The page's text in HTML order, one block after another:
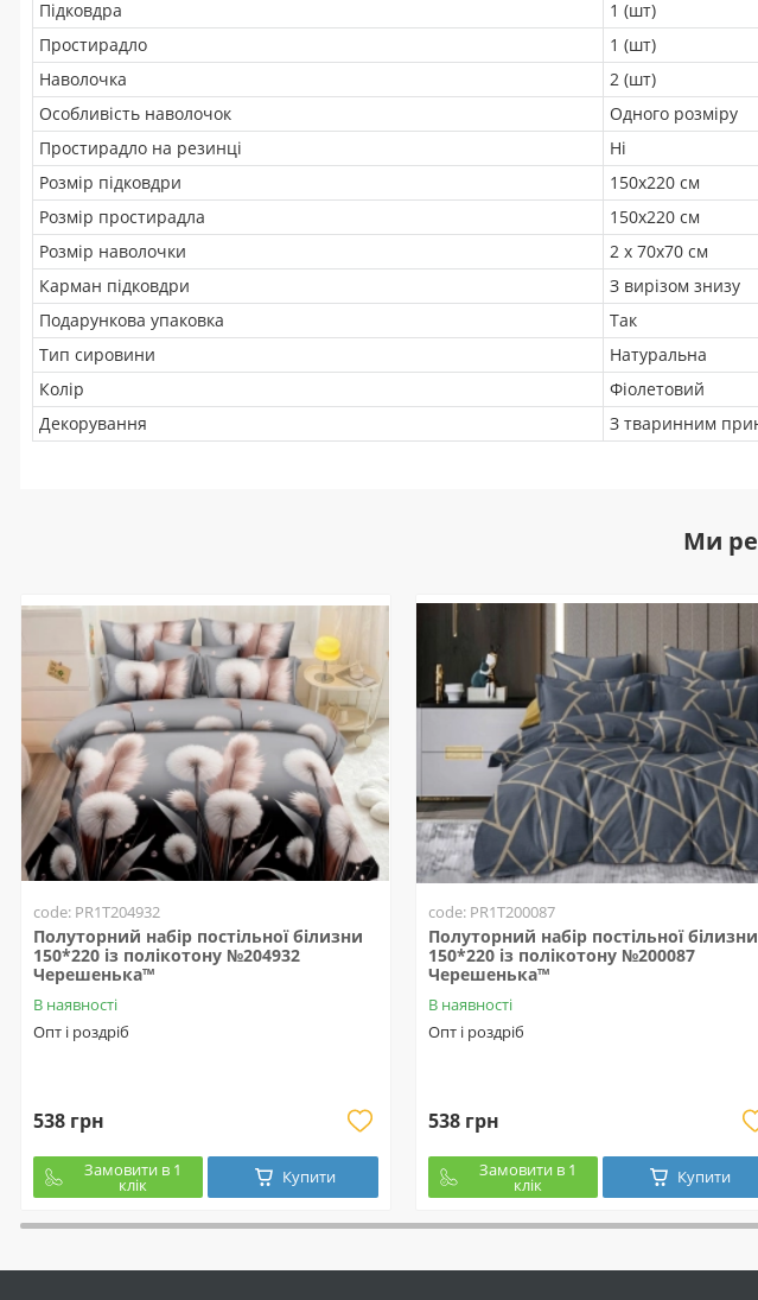
Підковдра
1 (шт)
Простирадло
1 (шт)
Наволочка
2 (шт)
Особливість наволочок
Одного розміру
Простирадло на резинці
Ні
Розмір підковдри
150х220 см
Розмір простирадла
150х220 см
Розмір наволочки
2 х 70х70 см
Карман підковдри
З вирізом знизу
Подарункова упаковка
Так
Тип сировини
Натуральна
Колір
Фіолетовий
Декорування
З тваринним
Ми
code: PR1T204932
Полуторний набір постільної білизни
150*220 із полікотону №204932
Черешенька™
В наявності
Опт і роздріб
538 грн
Замовити в 1
клік Купити
code: PR1T200087
Полуторний набір постільної білизни
150*220 із полікотону №200087
Черешенька™
В наявності
Опт і роздріб
538 грн
Замовити в 1
клік Купити